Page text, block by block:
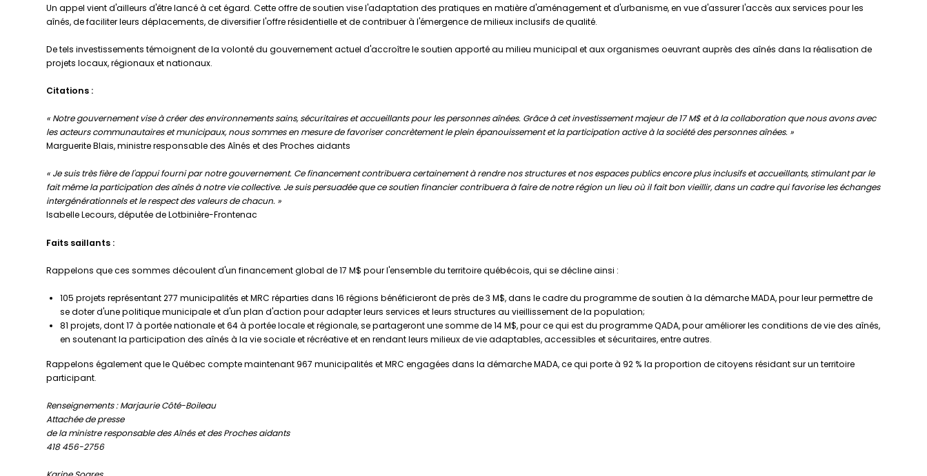
Un appel vient d'ailleurs d'être lancé à cet égard. Cette offre de soutien vise l'adaptation des pratiques en matière d'aménagement et d'urbanisme, en vue d'assurer l'accès aux services pour les
aînés, de faciliter leurs déplacements, de diversifier l'offre résidentielle et de contribuer à l'émergence de milieux inclusifs de qualité.
De tels investissements témoignent de la volonté du gouvernement actuel d'accroître le soutien apporté au milieu municipal et aux organismes oeuvrant auprès des aînés dans la réalisation de
projets locaux, régionaux et nationaux.
Citations :
« Notre gouvernement vise à créer des environnements sains, sécuritaires et accueillants pour les personnes aînées. Grâce à cet investissement majeur de 17 M$ et à la collaboration que nous avons avec
les acteurs communautaires et municipaux, nous sommes en mesure de favoriser concrètement le plein épanouissement et la participation active à la société des personnes aînées. »
Marguerite Blais, ministre responsable des Aînés et des Proches aidants
« Je suis très fière de l'appui fourni par notre gouvernement. Ce financement contribuera certainement à rendre nos structures et nos espaces publics encore plus inclusifs et accueillants, stimulant par le
fait même la participation des aînés à notre vie collective. Je suis persuadée que ce soutien financier contribuera à faire de notre région un lieu où il fait bon vieillir, dans un cadre qui favorise les échanges
intergénérationnels et le respect des valeurs de chacun. »
Isabelle Lecours, députée de Lotbinière-Frontenac
Faits saillants :
Rappelons que ces sommes découlent d'un financement global de 17 M$ pour l'ensemble du territoire québécois, qui se décline ainsi :
105 projets représentant 277 municipalités et MRC réparties dans 16 régions bénéficieront de près de 3 M$, dans le cadre du programme de soutien à la démarche MADA, pour leur permettre de
se doter d'une politique municipale et d'un plan d'action pour adapter leurs services et leurs structures au vieillissement de la population;
81 projets, dont 17 à portée nationale et 64 à portée locale et régionale, se partageront une somme de 14 M$, pour ce qui est du programme QADA, pour améliorer les conditions de vie des aînés,
en soutenant la participation des aînés à la vie sociale et récréative et en rendant leurs milieux de vie adaptables, accessibles et sécuritaires, entre autres.
Rappelons également que le Québec compte maintenant 967 municipalités et MRC engagées dans la démarche MADA, ce qui porte à 92 % la proportion de citoyens résidant sur un territoire
participant.
Renseignements : Marjaurie Côté-Boileau
Attachée de presse
de la ministre responsable des Aînés et des Proches aidants
418 456-2756